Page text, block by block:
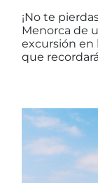
¡No te
Menorca de
excursión en
que